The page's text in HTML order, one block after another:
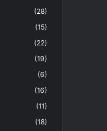
(28)
(15)
(22)
(19)
(6)
(16)
(11)
(18)